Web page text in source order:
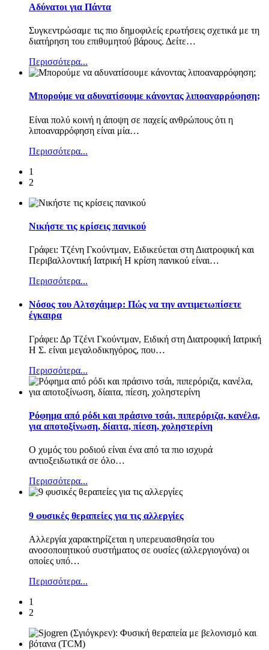
Αδύνατοι για Πάντα
Συγκεντρώσαμε τις πιο δημοφιλείς ερωτήσεις σχετικά με τη
διατήρηση του επιθυμητού βάρους. Δείτε…
Περισσότερα...
Μπορούμε να αδυνατίσουμε κάνοντας λιποαναρρόφηση;
Είναι πολύ κοινή η άποψη σε παχείς ανθρώπους ότι η
λιποαναρρόφηση είναι μία…
Περισσότερα...
1
2
Νικήστε τις κρίσεις πανικού
Γράφει: Τζένη Γκούντμαν, Ειδικεύεται στη Διατροφική και
Περιβαλλοντική Ιατρική Η κρίση πανικού είναι…
Περισσότερα...
Nόσος του Αλτσχάιμερ: Πώς να την αντιμετωπίσετε
έγκαιρα
Γράφει: Δρ Τζένι Γκούντμαν, Ειδική στη Διατροφική Ιατρική
Η Σ. είναι μεγαλοδικηγόρος, που…
Περισσότερα...
Ρόφημα από ρόδι και πράσινο τσάι, πιπερόριζα, κανέλα,
για αποτοξίνωση, δίαιτα, πίεση, χοληστερίνη
Ο χυμός του ροδιού είναι ένα από τα πιο ισχυρά
αντιοξειδωτικά σε όλο…
Περισσότερα...
9 φυσικές θεραπείες για τις αλλεργίες
Αλλεργία χαρακτηρίζεται η υπερευαισθησία του
ανοσοποιητικού συστήματος σε ουσίες (αλλεργιογόνα) οι
οποίες υπό…
Περισσότερα...
1
2